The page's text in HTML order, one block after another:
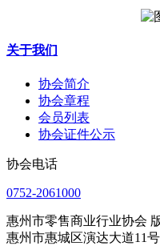
关于我们
协会简介
协会章程
会员列表
协会证件公示
协会电话
0752-2061000
惠州市零售商业行业协会
惠州市惠城区演达大道11